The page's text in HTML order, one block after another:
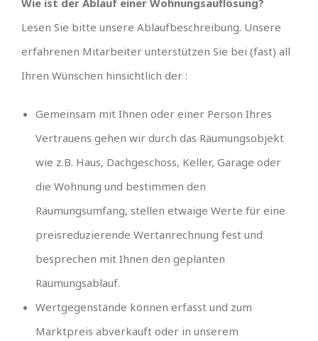
Lesen Sie bitte unsere Ablaufbeschreibung. Unsere
erfahrenen Mitarbeiter unterstützen Sie bei (fast) all
Ihren Wünschen hinsichtlich der :
Gemeinsam mit Ihnen oder einer Person Ihres
Vertrauens gehen wir durch das Räumungsobjekt
wie z.B. Haus, Dachgeschoss, Keller, Garage oder
die Wohnung und bestimmen den
Räumungsumfang, stellen etwaige Werte für eine
preisreduzierende Wertanrechnung fest und
besprechen mit Ihnen den geplanten
Räumungsablauf.
Wertgegenstände können erfasst und zum
Marktpreis abverkauft oder in unserem